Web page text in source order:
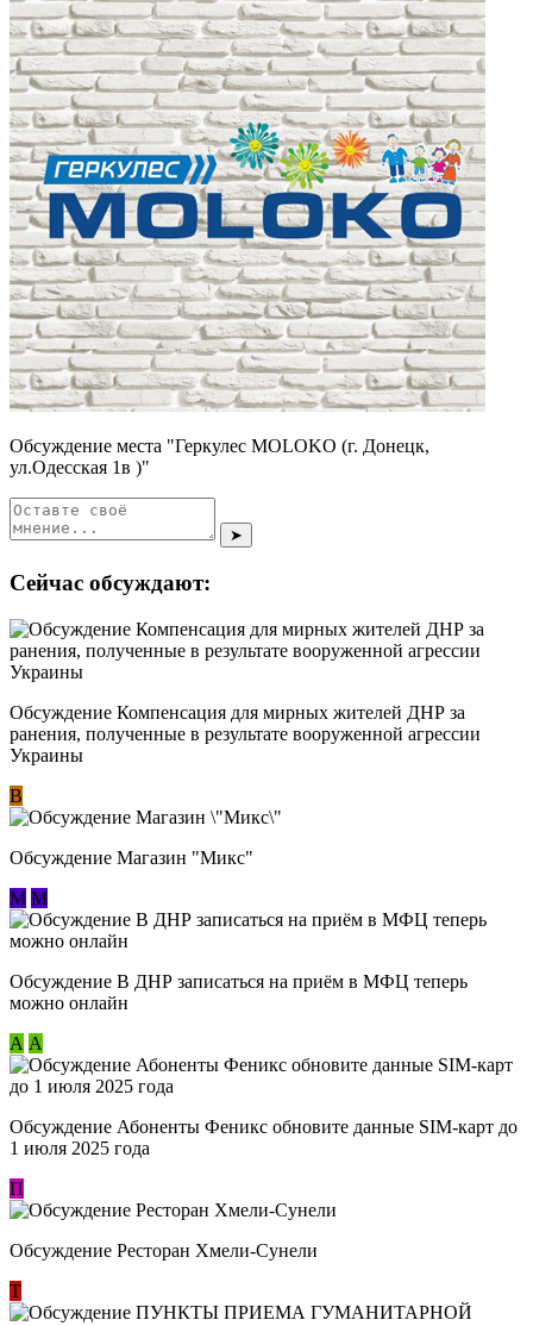
Обсуждение места "Геркулес MOLOKO (г. Донецк,
ул.Одесская 1в )"
➤
Сейчас обсуждают:
Обсуждение Компенсация для мирных жителей ДНР за
ранения, полученные в результате вооруженной агрессии
Украины
В
Обсуждение Магазин "Микс"
М М
Обсуждение В ДНР записаться на приём в МФЦ теперь
можно онлайн
А А
Обсуждение Абоненты Феникс обновите данные SIM-карт до
1 июля 2025 года
П
Обсуждение Ресторан Хмели-Сунели
Т